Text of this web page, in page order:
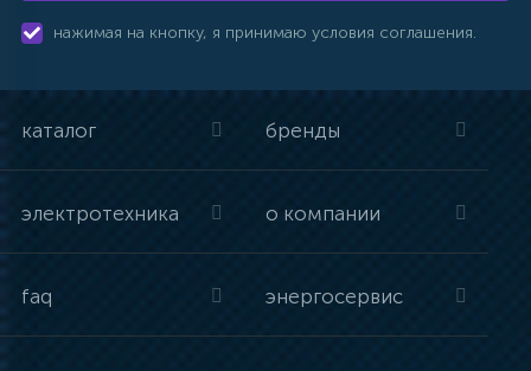
нажимая на кнопку, я принимаю условия соглашения.
каталог бренды
электротехника о компании
faq энергосервис